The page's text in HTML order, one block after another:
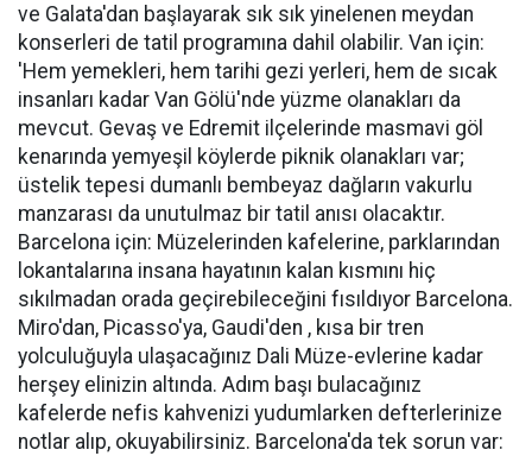
ve Galata'dan başlayarak sık sık yinelenen meydan
konserleri de tatil programına dahil olabilir. Van için:
'Hem yemekleri, hem tarihi gezi yerleri, hem de sıcak
insanları kadar Van Gölü'nde yüzme olanakları da
mevcut. Gevaş ve Edremit ilçelerinde masmavi göl
kenarında yemyeşil köylerde piknik olanakları var;
üstelik tepesi dumanlı bembeyaz dağların vakurlu
manzarası da unutulmaz bir tatil anısı olacaktır.
Barcelona için: Müzelerinden kafelerine, parklarından
lokantalarına insana hayatının kalan kısmını hiç
sıkılmadan orada geçirebileceğini fısıldıyor Barcelona.
Miro'dan, Picasso'ya, Gaudi'den , kısa bir tren
yolculuğuyla ulaşacağınız Dali Müze-evlerine kadar
herşey elinizin altında. Adım başı bulacağınız
kafelerde nefis kahvenizi yudumlarken defterlerinize
notlar alıp, okuyabilirsiniz. Barcelona'da tek sorun var: